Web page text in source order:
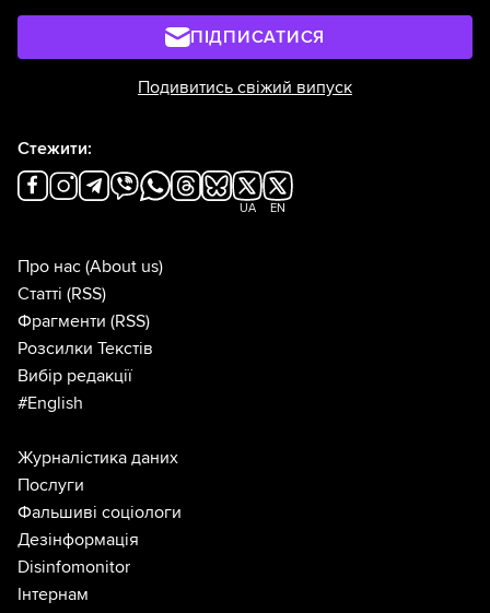
ПІДПИСАТИСЯ
Подивитись свіжий випуск
Стежити:
UA EN
Про нас (About us)
Статті (RSS)
Фрагменти (RSS)
Розсилки Текстів
Вибір редакції
#English
Журналістика даних
Послуги
Фальшиві соціологи
Дезінформація
Disinfomonitor
Інтернам